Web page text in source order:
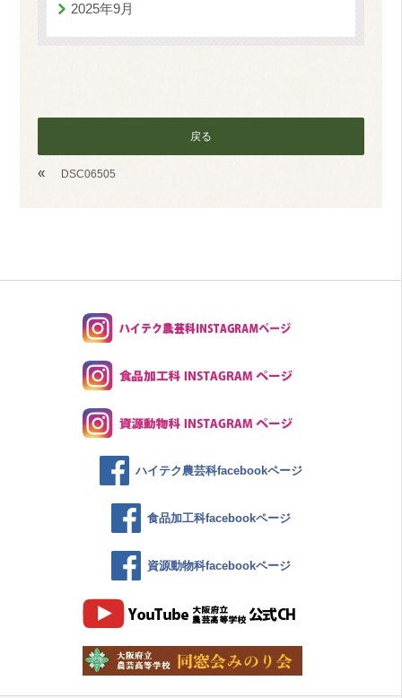
2025年9月
戻る
« DSC06505
ハイテク農芸科facebookページ
食品加工科facebookページ
資源動物科facebookページ